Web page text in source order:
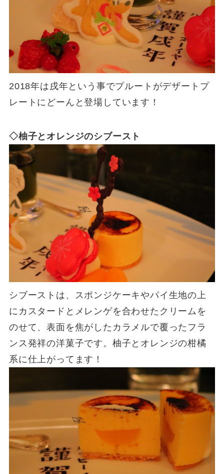
2018年は戌年という事でプルートがデザートプ
レートにどーんと登場しています！
◇柚子とオレンジのシブースト
シブーストは、スポンジケーキやパイ生地の上
にカスタードとメレンゲを合わせたクリームを
のせて、表面を焦がしたカラメルで覆ったフラ
ンス発祥の洋菓子です。柚子とオレンジの柑橘
系に仕上がってます！